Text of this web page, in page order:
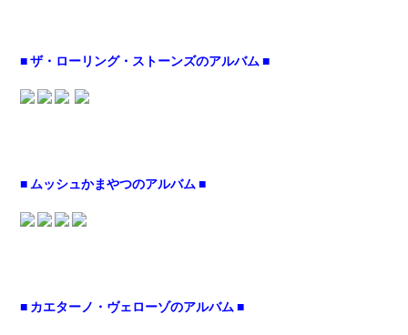
■ ザ・ローリング・ストーンズのアルバム ■
■ ムッシュかまやつのアルバム ■
■ カエターノ・ヴェローゾのアルバム ■